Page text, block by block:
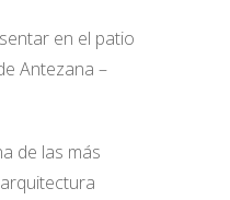
en el patio
Antezana –
de las más